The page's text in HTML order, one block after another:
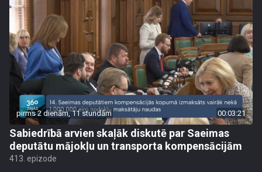
pirms 2 dienām, 11 stundām 00:03:21
Sabiedrībā arvien skaļāk diskutē par Saeimas
deputātu mājokļu un transporta kompensācijām
413. epizode